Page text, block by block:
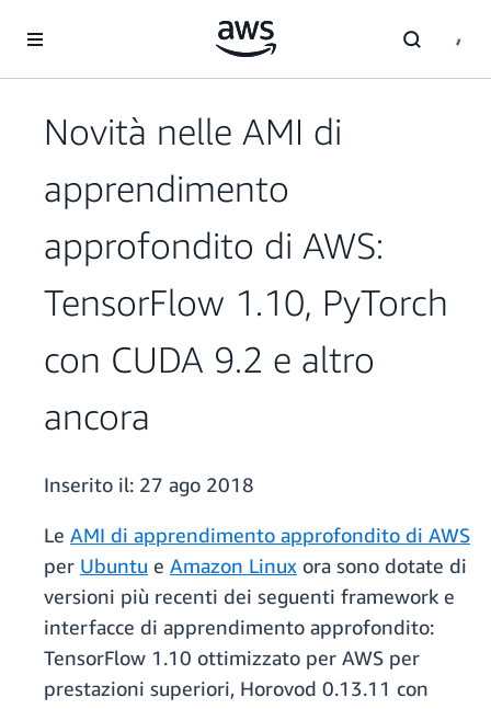
Novità nelle AMI di
apprendimento
approfondito di AWS:
TensorFlow 1.10, PyTorch
con CUDA 9.2 e altro
ancora
Inserito il: 27 ago 2018
Le AMI di apprendimento approfondito di AWS
per Ubuntu e Amazon Linux ora sono dotate di
versioni più recenti dei seguenti framework e
interfacce di apprendimento approfondito:
TensorFlow 1.10 ottimizzato per AWS per
prestazioni superiori, Horovod 0.13.11 con